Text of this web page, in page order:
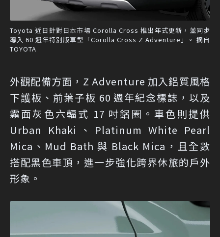
Toyota 近日針對日本市場 Corolla Cross 推出年式更新，並同步
導入 60 週年特別版車型「Corolla Cross Z Adventure」。 摘自
TOYOTA
外觀配備方面，Z Adventure 加入鋁質風格
下護板、前葉子板 60 週年紀念標誌，以及
霧面灰色六輻式 17 吋鋁圈。車色則提供
Urban Khaki、Platinum White Pearl
Mica、Mud Bath 與 Black Mica，且全數
搭配黑色車頂，進一步強化跨界休旅的戶外
形象。